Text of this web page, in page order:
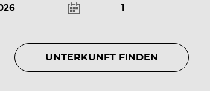
UNTERKUNFT FINDEN